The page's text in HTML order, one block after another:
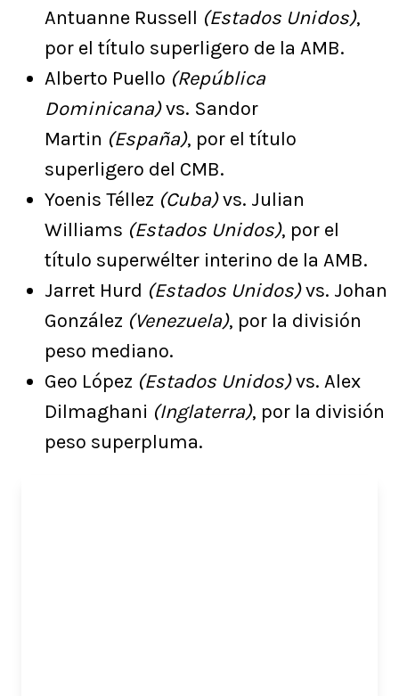
Antuanne Russell (Estados Unidos),
por el título superligero de la AMB.
Alberto Puello (República
Dominicana)vs. Sandor
Martin (España), por el título
superligero del CMB.
Yoenis Téllez (Cuba)vs. Julian
Williams (Estados Unidos), por el
título superwélter interino de la AMB.
Jarret Hurd (Estados Unidos)vs. Johan
González (Venezuela), por la división
peso mediano.
Geo López (Estados Unidos)vs. Alex
Dilmaghani (Inglaterra), por la división
peso superpluma.